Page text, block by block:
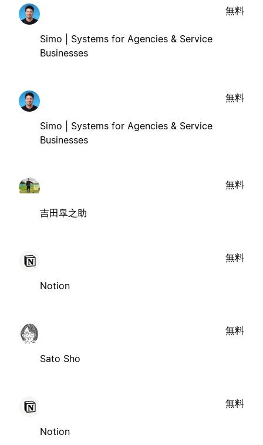
Simo | Systems for Agencies & Service
Businesses
無料
Simo | Systems for Agencies & Service
Businesses
無料
吉田皐之助
無料
Notion
無料
Sato Sho
無料
Notion
無料